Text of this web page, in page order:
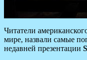
Читатели
мире, назвали самые
недавней презентации